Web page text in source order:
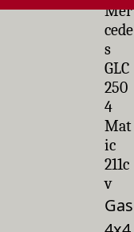
Mer
cede
s
GLC
250
4
Mat
ic
211c
v